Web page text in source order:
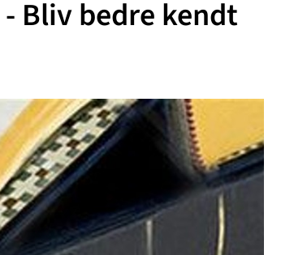
Bliv bedre kendt